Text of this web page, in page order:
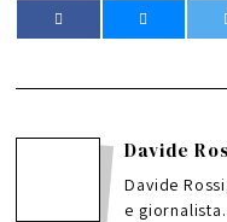
Davide
Davide
e